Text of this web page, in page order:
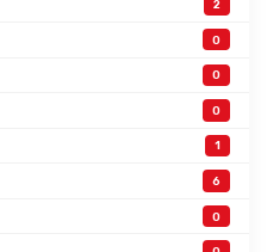
2
0
0
0
1
6
0